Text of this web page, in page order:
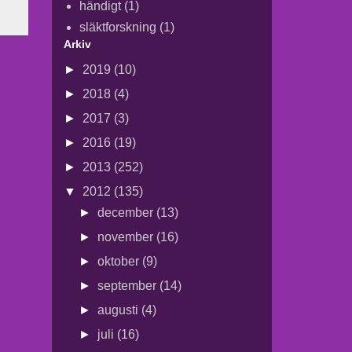
händigt (1)
släktforskning (1)
Arkiv
► 2019 (10)
► 2018 (4)
► 2017 (3)
► 2016 (19)
► 2013 (252)
▼ 2012 (135)
►december (13)
► november (16)
►oktober (9)
►september (14)
►augusti (4)
► juli (16)